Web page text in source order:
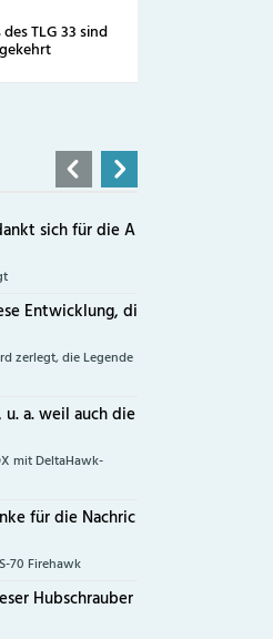
TLG 33 sind
sich für die A
Entwicklung, di
zerlegt, die Legende
u. a. weil auch die
mit DeltaHawk-
für die Nachric
70 Firehawk
Hubschrauber